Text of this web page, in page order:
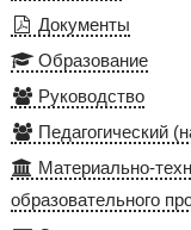
Документы
Образование
Руководство
Педагогический
Материально-
образовательного